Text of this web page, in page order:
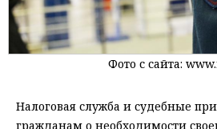
Фото с сайта:
Налоговая служба и судебные
гражданам о необходимости